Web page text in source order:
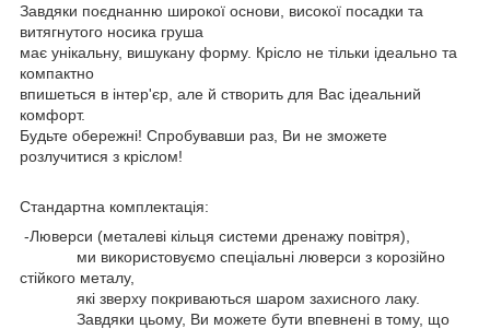
Завдяки поєднанню широкої основи, високої посадки та
витягнутого носика груша
має унікальну, вишукану форму. Крісло не тільки ідеально та
компактно
впишеться в інтер'єр, але й створить для Вас ідеальний
комфорт.
Будьте обережні! Спробувавши раз, Ви не зможете
розлучитися з кріслом!
Стандартна комплектація:
-Люверси (металеві кільця системи дренажу повітря),
ми використовуємо спеціальні люверси з корозійно
стійкого металу,
які зверху покриваються шаром захисного лаку.
Завдяки цьому, Ви можете бути впевнені в тому, що